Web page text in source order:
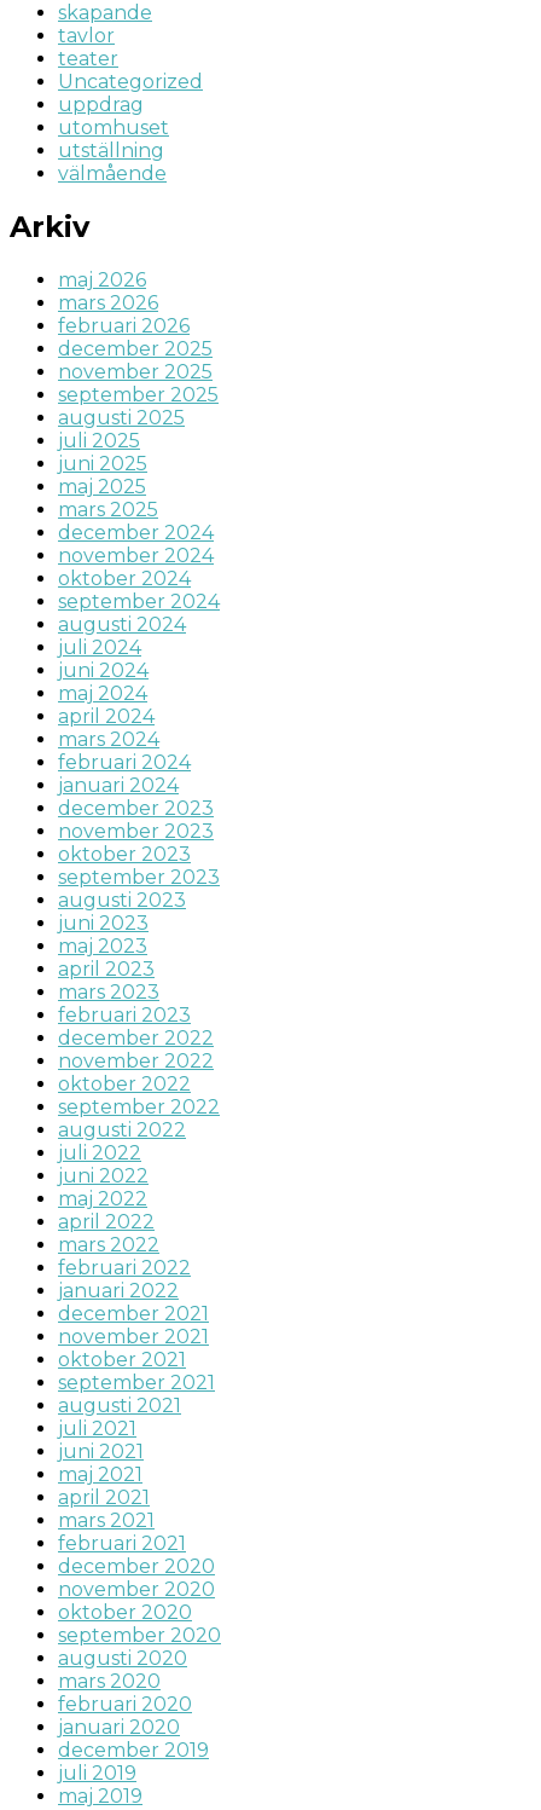
skapande
tavlor
teater
Uncategorized
uppdrag
utomhuset
utställning
välmående
Arkiv
maj 2026
mars 2026
februari 2026
december 2025
november 2025
september 2025
augusti 2025
juli 2025
juni 2025
maj 2025
mars 2025
december 2024
november 2024
oktober 2024
september 2024
augusti 2024
juli 2024
juni 2024
maj 2024
april 2024
mars 2024
februari 2024
januari 2024
december 2023
november 2023
oktober 2023
september 2023
augusti 2023
juni 2023
maj 2023
april 2023
mars 2023
februari 2023
december 2022
november 2022
oktober 2022
september 2022
augusti 2022
juli 2022
juni 2022
maj 2022
april 2022
mars 2022
februari 2022
januari 2022
december 2021
november 2021
oktober 2021
september 2021
augusti 2021
juli 2021
juni 2021
maj 2021
april 2021
mars 2021
februari 2021
december 2020
november 2020
oktober 2020
september 2020
augusti 2020
mars 2020
februari 2020
januari 2020
december 2019
juli 2019
maj 2019